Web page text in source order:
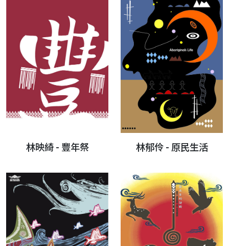
林映綺 - 豐年祭 林郁伶 - 原民生活